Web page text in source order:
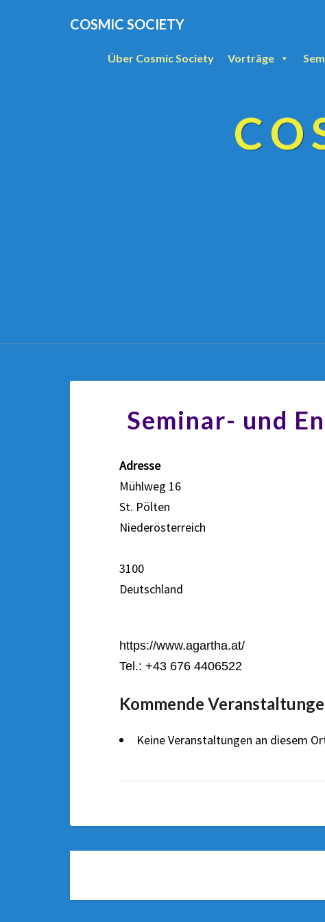
COSMIC SOCIETY
Über Cosmic Society Vorträge
Seminar- und
Adresse
Mühlweg 16
St. Pölten
Niederösterreich
3100
Deutschland
https://www.agartha.at/
Tel.: +43 676 4406522
Kommende
Keine Veranstaltungen an diesem